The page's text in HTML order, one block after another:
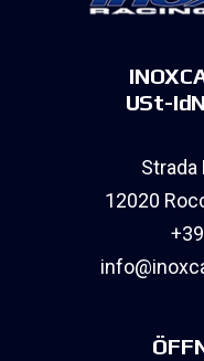
USt-
Strada
12020